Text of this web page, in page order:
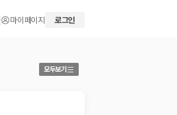
마이페이지 로그인
모두보기